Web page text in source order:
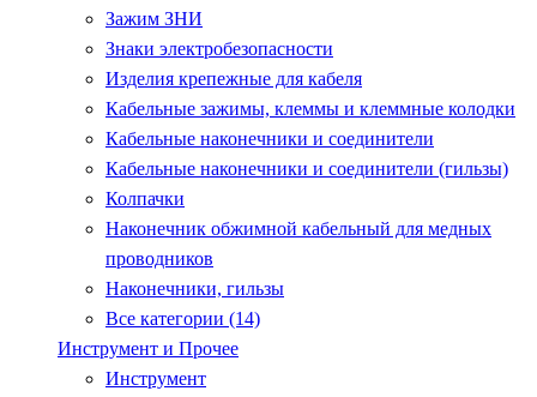
Зажим ЗНИ
Знаки электробезопасности
Изделия крепежные для кабеля
Кабельные зажимы, клеммы и клеммные колодки
Кабельные наконечники и соединители
Кабельные наконечники и соединители (гильзы)
Колпачки
Наконечник обжимной кабельный для медных
проводников
Наконечники, гильзы
Все категории (14)
Инструмент и Прочее
Инструмент